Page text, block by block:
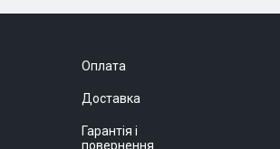
Оплата
Доставка
Гарантія і
повернення